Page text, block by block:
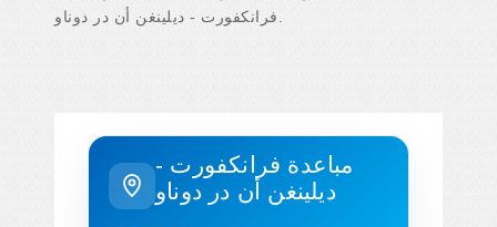
مباعدة فرانكفورت -
ديلينغن أن در دوناو